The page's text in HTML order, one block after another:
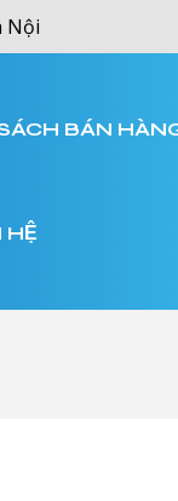
Nội
BÁN
HỆ